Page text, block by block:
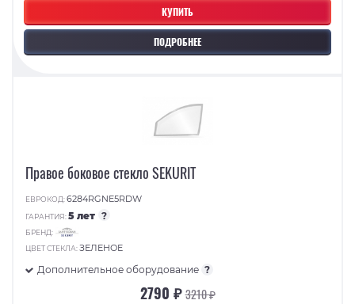
КУПИТЬ
ПОДРОБНЕЕ
Правое боковое стекло SEKURIT
ЕВРОКОД:6284RGNE5RDW
ГАРАНТИЯ:5 лет ?
БРЕНД:
ЦВЕТ СТЕКЛА:ЗЕЛЕНОЕ
Дополнительное оборудование ?
2790 ₽3210 ₽